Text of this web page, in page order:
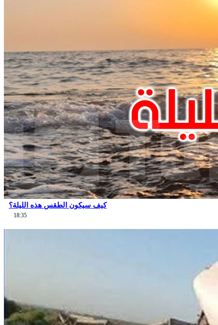
كيف سيكون الطقس هذه الليلة؟
18:35